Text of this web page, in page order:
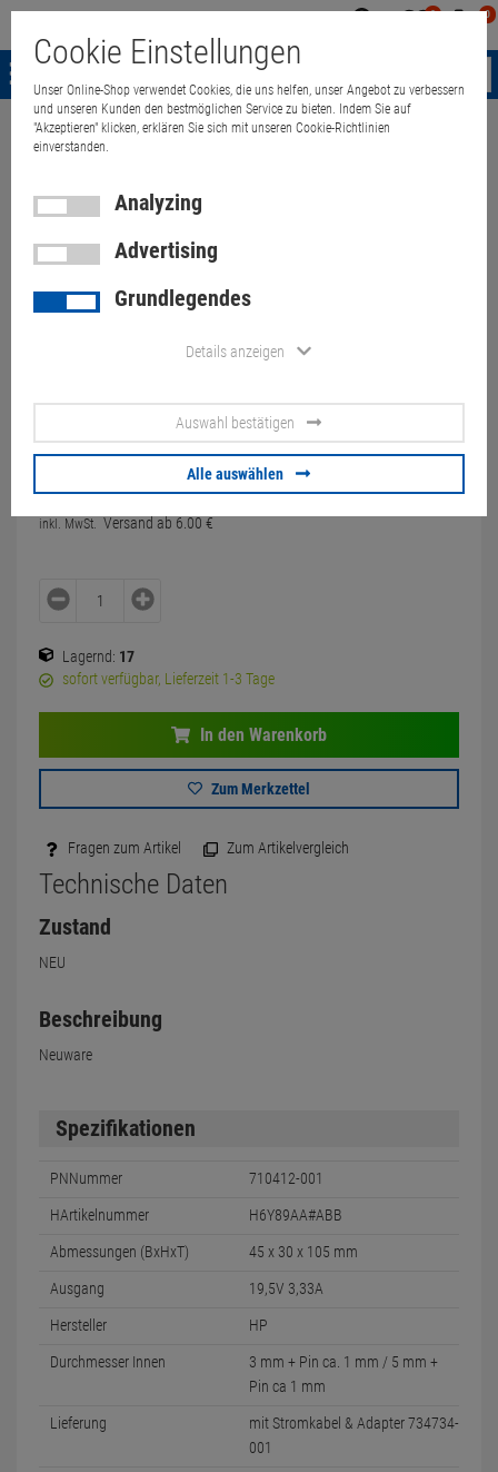
0 0
Menü
Weiter einkaufen
HP H6Y89AA#ABB 19,5V 3,33A
65W Netzteil orig. NEU
710412-001 mit Adapter
10060057
22.80 €
inkl. MwSt. Versand ab 6. 00 €
Lagernd: 17
sofort verfügbar, Lieferzeit 1-3 Tage
In den Warenkorb
Zum Merkzettel
Fragen zum Artikel Zum Artikelvergleich
Technische Daten
Zustand
NEU
Beschreibung
Neuware
Spezifikationen
PNNummer 710412-001
HArtikelnummer H6Y89AA#ABB
Abmessungen (BxHxT) 45 x 30 x 105 mm
Ausgang 19,5V 3,33A
Hersteller HP
Durchmesser Innen
3 mm + Pin ca. 1 mm / 5 mm +
Pin ca 1 mm
Lieferung
mit Stromkabel & Adapter 734734-
001
Cookie Einstellungen
Unser Online-Shop verwendet Cookies, die uns helfen, unser Angebot zu verbessern
und unseren Kunden den bestmöglichen Service zu bieten. Indem Sie auf
"Akzeptieren" klicken, erklären Sie sich mit unseren Cookie-Richtlinien
einverstanden.
Analyzing
Advertising
Grundlegendes
Details anzeigen
Auswahl bestätigen
Alle auswählen